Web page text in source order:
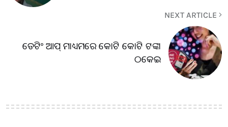
NEXT ARTICLE
ଡେଟିଂ ଆପ୍‌ ମାଧ୍ୟମରେ କୋଟି କୋଟି ଟଙ୍କା
ଠକେଇ